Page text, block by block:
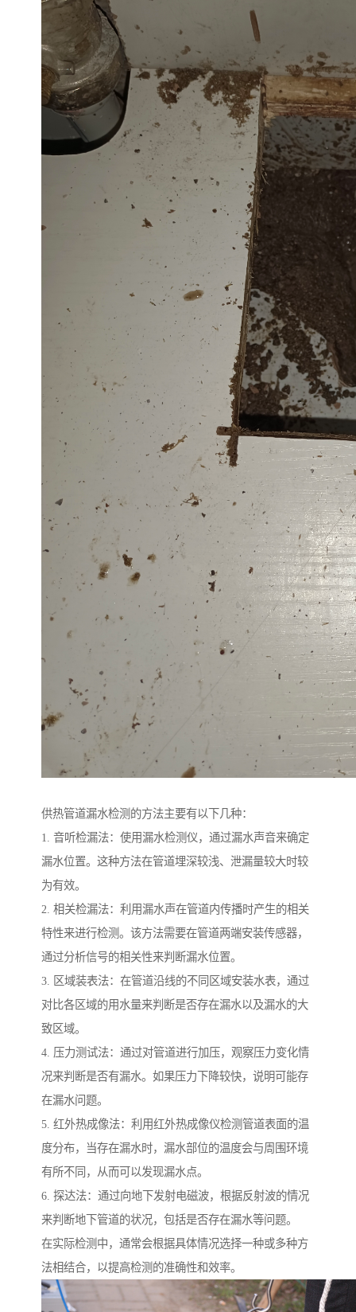
供热管道漏水检测的方法主要有以下几种：
1. 音听检漏法：使用漏水检测仪，通过漏水声音来确定
漏水位置。这种方法在管道埋深较浅、泄漏量较大时较
为有效。
2. 相关检漏法：利用漏水声在管道内传播时产生的相关
特性来进行检测。该方法需要在管道两端安装传感器，
通过分析信号的相关性来判断漏水位置。
3. 区域装表法：在管道沿线的不同区域安装水表，通过
对比各区域的用水量来判断是否存在漏水以及漏水的大
致区域。
4. 压力测试法：通过对管道进行加压，观察压力变化情
况来判断是否有漏水。如果压力下降较快，说明可能存
在漏水问题。
5. 红外热成像法：利用红外热成像仪检测管道表面的温
度分布，当存在漏水时，漏水部位的温度会与周围环境
有所不同，从而可以发现漏水点。
6. 探达法：通过向地下发射电磁波，根据反射波的情况
来判断地下管道的状况，包括是否存在漏水等问题。
在实际检测中，通常会根据具体情况选择一种或多种方
法相结合，以提高检测的准确性和效率。